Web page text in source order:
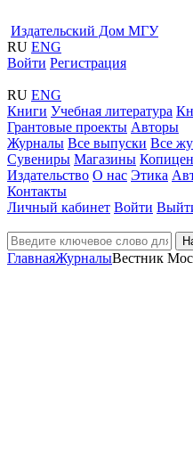
Издательский Дом МГУ
RU ENG
Войти Регистрация
RU ENG
Книги Учебная литература
Грантовые проекты Авторы
Журналы Все выпуски Все
Сувениры Магазины
Издательство О нас Этика
Контакты
Личный кабинет Войти
ГлавнаяЖурналыВестник